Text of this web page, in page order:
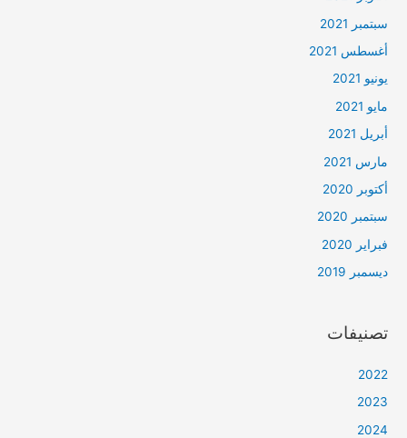
سبتمبر 2021
أغسطس 2021
يونيو 2021
مايو 2021
أبريل 2021
مارس 2021
أكتوبر 2020
سبتمبر 2020
فبراير 2020
ديسمبر 2019
تصنيفات
2022
2023
2024